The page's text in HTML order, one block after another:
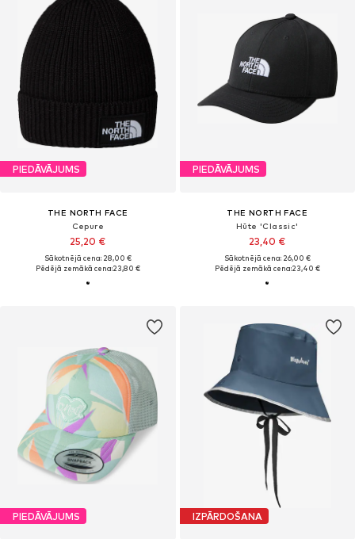
PIEDĀVĀJUMS
THE NORTH FACE
Cepure
25,20 €
Sākotnējā cena: 28,00 €
Pēdējā zemākā cena:23,80 €
PIEDĀVĀJUMS
THE NORTH FACE
Hūte 'Classic'
23,40 €
Sākotnējā cena: 26,00 €
Pēdējā zemākā cena:23,40 €
PIEDĀVĀJUMS IZPĀRDOŠANA